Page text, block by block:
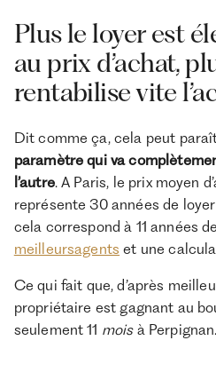
Plus le loyer est
au prix d’achat,
rentabilise vite
Dit comme ça, cela peut
paramètre qui va
l’autre. A Paris, le prix moyen
représente 30 années de
cela correspond à 11 années
meilleursagents et une
Ce qui fait que, d’après
propriétaire est gagnant au
seulement 11 moisà Perpignan.